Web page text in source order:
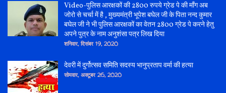
Video-पुलिस आरक्षकों की 2800 रुपये ग्रेड पे की माँग अब
जोरो से चर्चा में है , मुख्यमंत्री भूपेश बघेल जी के पिता नन्द कुमार
बघेल जी ने भी पुलिस आरक्षकों का वेतन 2800 ग्रेड पे करने हेतु
अपने पुत्र के नाम अनुशंसा पत्र लिख दिया
शनिवार, दिसंबर 19, 2020
देवरी में दुर्गोत्सव समिति सदस्य भानुप्रताप वर्मा की हत्या
सोमवार, अक्टूबर 26, 2020